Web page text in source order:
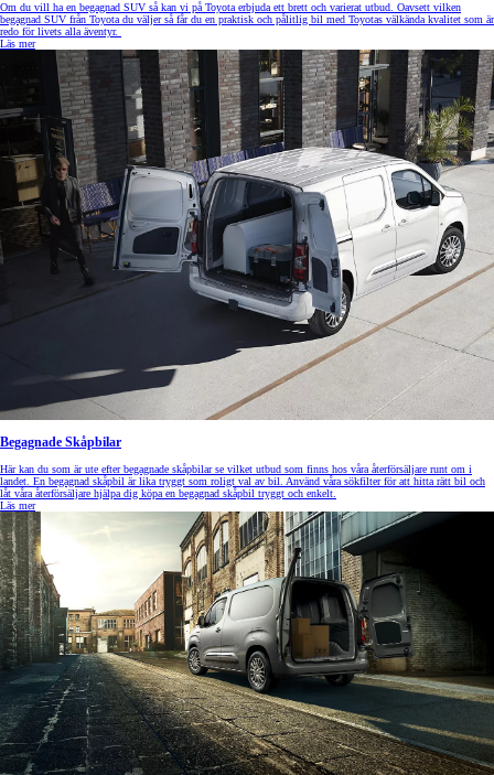
Om du vill ha en begagnad SUV så kan vi på Toyota erbjuda ett brett och varierat utbud. Oavsett vilken
begagnad SUV från Toyota du väljer så får du en praktisk och pålitlig bil med Toyotas välkända kvalitet som är
redo för livets alla äventyr.
Läs mer
Begagnade Skåpbilar
Här kan du som är ute efter begagnade skåpbilar se vilket utbud som finns hos våra återförsäljare runt om i
landet. En begagnad skåpbil är lika tryggt som roligt val av bil. Använd våra sökfilter för att hitta rätt bil och
låt våra återförsäljare hjälpa dig köpa en begagnad skåpbil tryggt och enkelt.
Läs mer